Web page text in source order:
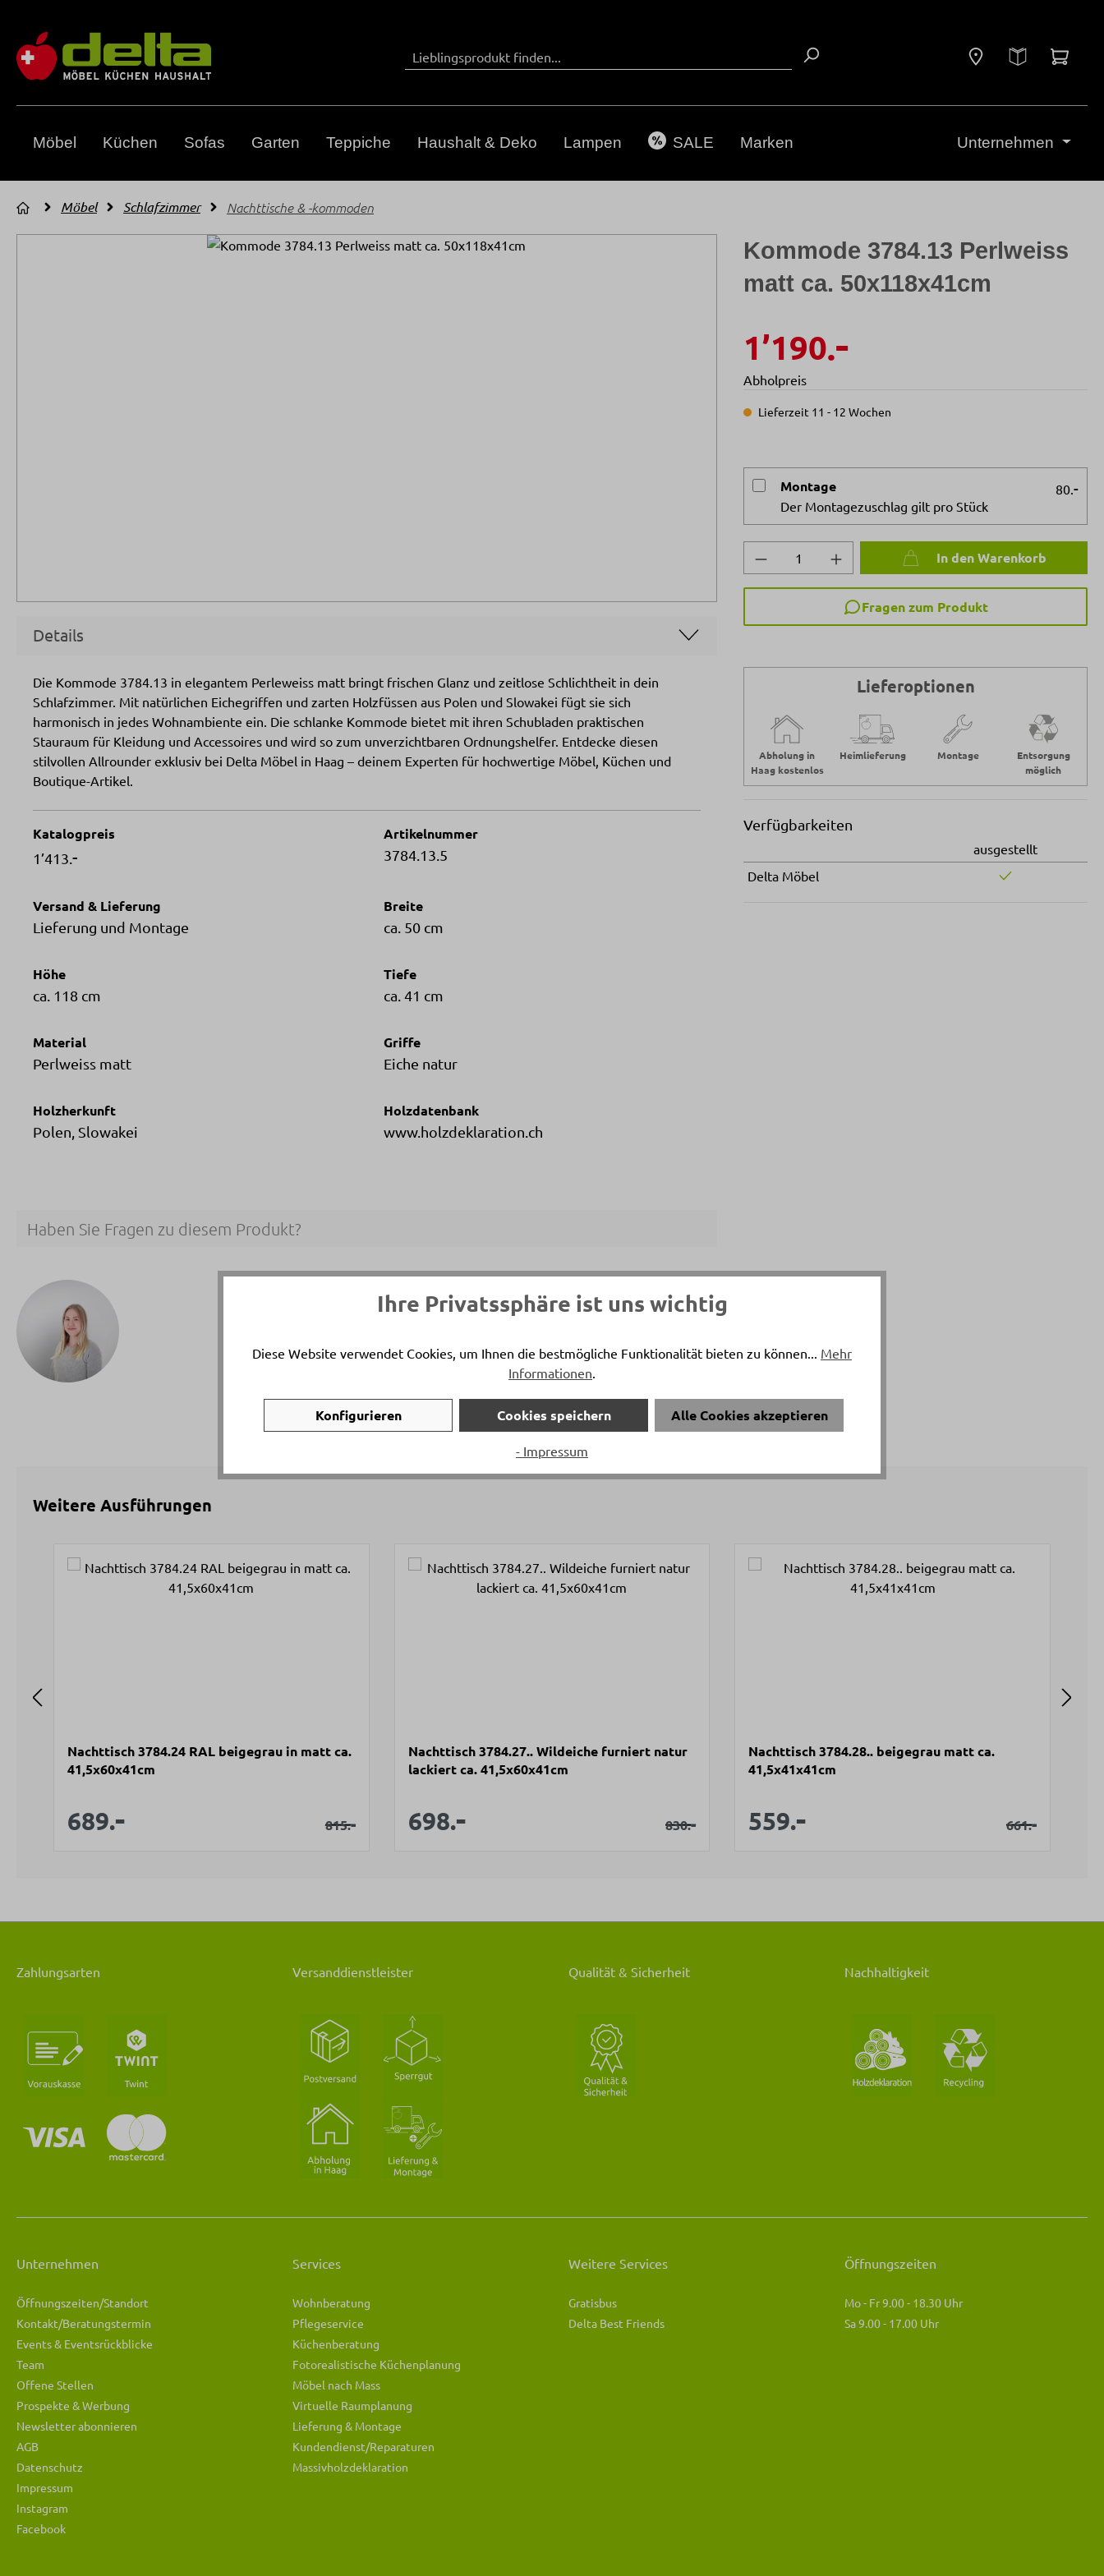
Möbel Küchen Sofas Garten Teppiche Haushalt & Deko Lampen SALE Marken Unternehmen
Möbel Schlafzimmer Nachttische & -kommoden
Kommode 3784.13 Perlweiss
matt ca. 50x118x41cm
1’190.-
Abholpreis
Lieferzeit 11 - 12 Wochen
Montage
Der Montagezuschlag gilt pro Stück
80.-
Produkt Anzahl: Gib denIn den Warenkorb
Fragen zum Produkt
Lieferoptionen
Abholung in
Haag kostenlos
Heimlieferung Montage
Entsorgung
möglich
Verfügbarkeiten
ausgestellt
Delta Möbel
Details
Die Kommode 3784.13 in elegantem Perleweiss matt bringt frischen Glanz und zeitlose Schlichtheit in dein
Schlafzimmer. Mit natürlichen Eichegriffen und zarten Holzfüssen aus Polen und Slowakei fügt sie sich
harmonisch in jedes Wohnambiente ein. Die schlanke Kommode bietet mit ihren Schubladen praktischen
Stauraum für Kleidung und Accessoires und wird so zum unverzichtbaren Ordnungshelfer. Entdecke diesen
stilvollen Allrounder exklusiv bei Delta Möbel in Haag – deinem Experten für hochwertige Möbel, Küchen und
Boutique-Artikel.
Katalogpreis
1’413.-
Artikelnummer
3784.13.5
Versand & Lieferung
Lieferung und Montage
Breite
ca. 50 cm
Höhe
ca. 118 cm
Tiefe
ca. 41 cm
Material
Perlweiss matt
Griffe
Eiche natur
Holzherkunft
Polen, Slowakei
Holzdatenbank
www.holzdeklaration.ch
Haben Sie Fragen zu diesem Produkt?
Lisa Ortmann
Telefon: +41 81 772 22 77
l.ortmann@delta-moebel.ch
Weitere Ausführungen
Nachttisch 3784.24 RAL beigegrau in matt ca.
41,5x60x41cm
Verkaufspreis:
689.- Regulärer Preis:
815.-
Nachttisch 3784.27.. Wildeiche furniert natur
lackiert ca. 41,5x60x41cm
Verkaufspreis:
698.- Regulärer Preis:
830.-
Nachttisch 3784.28.. beigegrau matt ca.
41,5x41x41cm
Verkaufspreis:
559.- Regulärer
661.-
Zahlungsarten Versanddienstleister Qualität & Sicherheit Nachhaltigkeit
Unternehmen
Öffnungszeiten/Standort
Kontakt/Beratungstermin
Events & Eventsrückblicke
Team
Offene Stellen
Prospekte & Werbung
Newsletter abonnieren
AGB
Datenschutz
Impressum
Instagram
Facebook
Services
Wohnberatung
Pflegeservice
Küchenberatung
Fotorealistische Küchenplanung
Möbel nach Mass
Virtuelle Raumplanung
Lieferung & Montage
Kundendienst/Reparaturen
Massivholzdeklaration
Weitere Services
Gratisbus
Delta Best Friends
Öffnungszeiten
Mo - Fr 9.00 - 18.30 Uhr
Sa 9.00 - 17.00 Uhr
Ihre Privatssphäre ist uns wichtig
Diese Website verwendet Cookies, um Ihnen die bestmögliche Funktionalität bieten zu können... Mehr
Informationen.
Konfigurieren Cookies speichern Alle Cookies akzeptieren
- Impressum